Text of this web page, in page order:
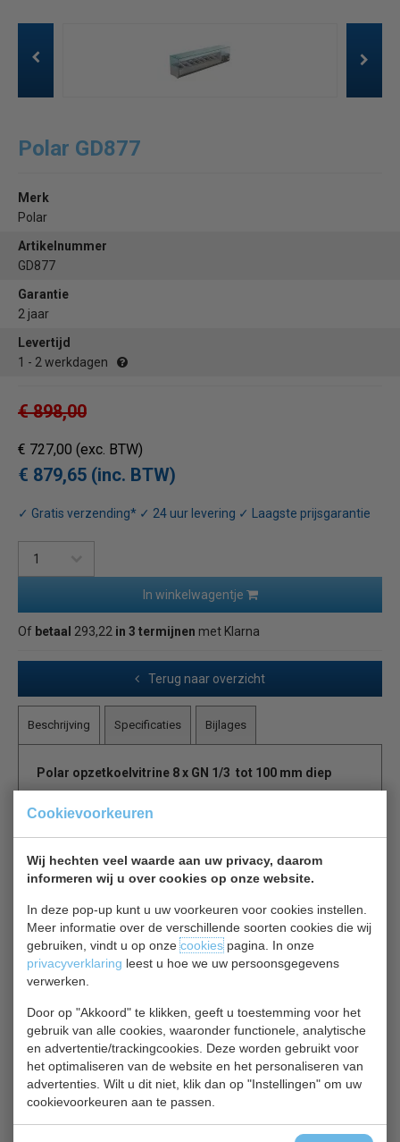
Cookievoorkeuren
Wij hechten veel waarde aan uw privacy, daarom
informeren wij u over cookies op onze website.
In deze pop-up kunt u uw voorkeuren voor cookies instellen.
Meer informatie over de verschillende soorten cookies die wij
gebruiken, vindt u op onzecookiespagina. In onze
privacyverklaring leest u hoe we uw persoonsgegevens
verwerken.
Door op "Akkoord" te klikken, geeft u toestemming voor het
gebruik van alle cookies, waaronder functionele, analytische
en advertentie/trackingcookies. Deze worden gebruikt voor
het optimaliseren van de website en het personaliseren van
advertenties. Wilt u dit niet, klik dan op "Instellingen" om uw
cookievoorkeuren aan te passen.
Polar GD877
Merk
Polar
Artikelnummer
GD877
Garantie
2 jaar
Levertijd
1 - 2 werkdagen
€ 898,00
€ 727,00 (exc. BTW)
€ 879,65 (inc. BTW)
✓ Gratis verzending* ✓ 24 uur levering ✓ Laagste prijsgarantie
In winkelwagentje
Of betaal 293,22 in 3 termijnen met Klarna
Terug naar overzicht
Beschrijving Specificaties Bijlages
Polar opzetkoelvitrine 8 x GN 1/3 tot 100 mm diep
De professionele horeca Polar gekoelde opzetvitrine blijft
omhuizing om de hygiëne te handhaven. De temperatuur
kan eenvoudig geregeld worden d.m.v. eenvoudige maar
handige elektronische bediening, en een ingebouwde
constante verdamper voorkomt dat er ijs in het
koelsysteem komt, voor een efficiënte werking. De Polar
biedt een indrukwekkend koelprestaties, zelfs bij
temperaturen oplopen tot 43 ° C.
RVS constructie
Statische koeling
Glazen behuizing
Constante verdamper
Geschikt voor 8 x 1/3 GN bakken tot 100 mm diep
Gastronoom bakken worden apart verkocht